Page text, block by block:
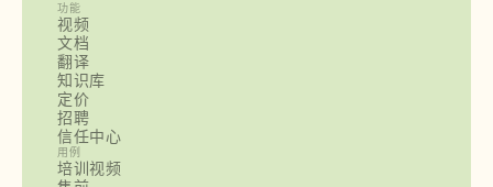
功能
视频
文档
翻译
知识库
定价
招聘
信任中心
用例
培训视频